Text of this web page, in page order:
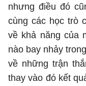
nhưng điều đó
cùng các học trò
về khả năng của
nào bay nhảy
về những trận
thay vào đó kết